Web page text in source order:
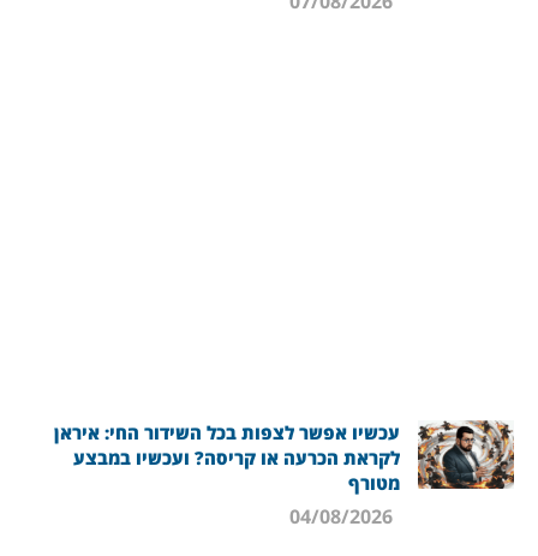
עכשיו אפשר לצפות בכל השידור החי: איראן
לקראת הכרעה או קריסה? ועכשיו במבצע
מטורף